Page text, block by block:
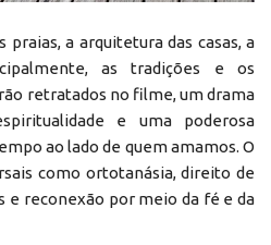
praias, a arquitetura das casas, a
as tradições e os
retratados no filme, um drama
e uma poderosa
ao lado de quem amamos. O
como ortotanásia, direito de
e reconexão por meio da fé e da